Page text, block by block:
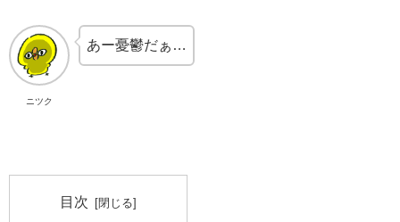
ニツク
あー憂鬱だぁ…
目次